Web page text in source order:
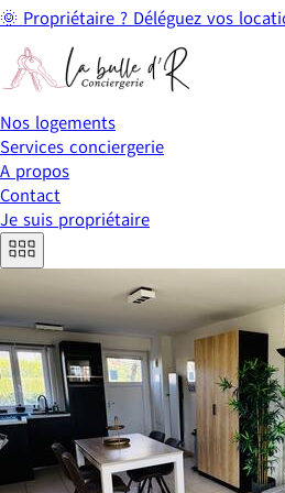
🌞 Propriétaire ? Déléguez vos
Nos logements
Services conciergerie
A propos
Contact
Je suis propriétaire